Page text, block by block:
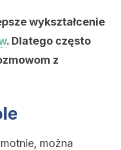
wykształcenie
. Dlatego często
z
można